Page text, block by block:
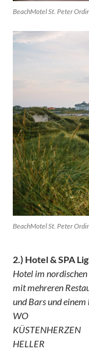
BeachMotel St. Peter
BeachMotel St. Peter
2.) Hotel & SPA
Hotel im
mit mehreren
und Bars und einem
WO
KÜSTENHERZEN
HELLER